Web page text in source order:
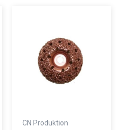
CN Produktion